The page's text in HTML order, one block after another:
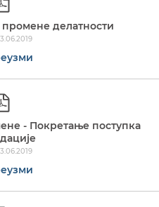
делатности
- Покретање поступка